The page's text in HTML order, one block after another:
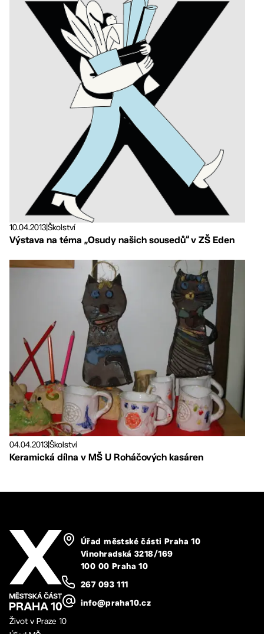
10.04.2013|Školství
Výstava na téma „Osudy našich sousedů“ v ZŠ Eden
04.04.2013Školství
Keramická dílna v MŠ U Roháčových kasáren
Úřad městské části Praha 10
Vinohradská 3218/169
100 00 Praha 10
267 093 111
info@praha10.cz
Život v Praze 10